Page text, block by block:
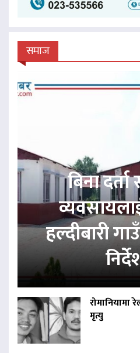
समाज
बिना
हल्दीबारी
मृत्यु